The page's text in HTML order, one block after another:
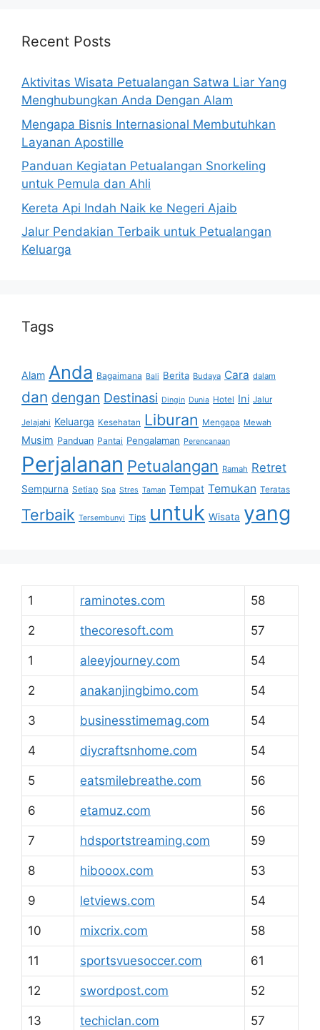
Recent Posts
Aktivitas Wisata Petualangan Satwa Liar Yang
Menghubungkan Anda Dengan Alam
Mengapa Bisnis Internasional Membutuhkan
Layanan Apostille
Panduan Kegiatan Petualangan Snorkeling
untuk Pemula dan Ahli
Kereta Api Indah Naik ke Negeri Ajaib
Jalur Pendakian Terbaik untuk Petualangan
Keluarga
Tags
Alam Anda Bagaimana Bali Berita Budaya Cara dalam
dan dengan Destinasi Dingin Dunia Hotel Ini Jalur
Jelajahi Keluarga Kesehatan Liburan Mengapa Mewah
Musim Panduan Pantai Pengalaman Perencanaan
Perjalanan Petualangan Ramah Retret
Sempurna Setiap Spa Stres Taman Tempat Temukan Teratas
Terbaik Tersembunyi Tips untuk Wisata yang
1 raminotes.com 58
2 thecoresoft.com 57
1 aleeyjourney.com 54
2 anakanjingbimo.com 54
3 businesstimemag.com 54
4 diycraftsnhome.com 54
5 eatsmilebreathe.com 56
6 etamuz.com 56
7 hdsportstreaming.com 59
8 hibooox.com 53
9 letviews.com 54
10 mixcrix.com 58
11 sportsvuesoccer.com 61
12 swordpost.com 52
13 techiclan.com 57